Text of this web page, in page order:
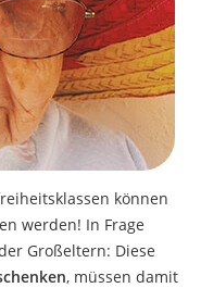
können
werden! In Frage
Großeltern: Diese
, müssen damit